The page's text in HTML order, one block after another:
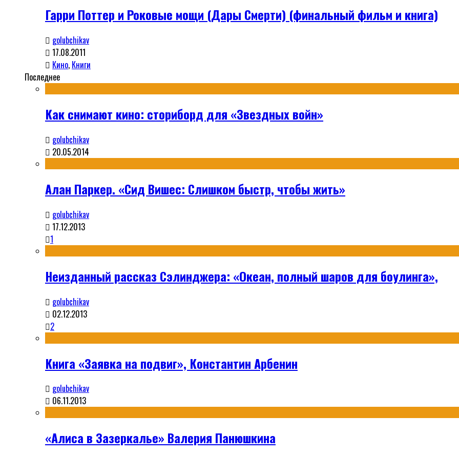
Гарри Поттер и Роковые мощи (Дары Смерти) (финальный фильм и книга)
golubchikav
17.08.2011
Кино, Книги
Последнее
Как снимают кино: сториборд для «Звездных войн»
golubchikav
20.05.2014
Алан Паркер. «Сид Вишес: Слишком быстр, чтобы жить»
golubchikav
17.12.2013
1
Неизданный рассказ Сэлинджера: «Океан, полный шаров для боулинга»,
golubchikav
02.12.2013
2
Книга «Заявка на подвиг», Константин Арбенин
golubchikav
06.11.2013
«Алиса в Зазеркалье» Валерия Панюшкина